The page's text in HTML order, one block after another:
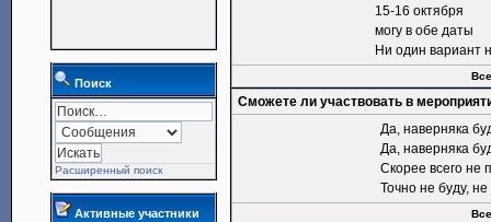
Поиск
Расширенный поиск
Активные участники
15-16 октября
могу в обе даты
Ни один вариант
Сможете ли участвовать в
Да, наверняка
Да, наверняка
Скорее всего не
Точно не буду,